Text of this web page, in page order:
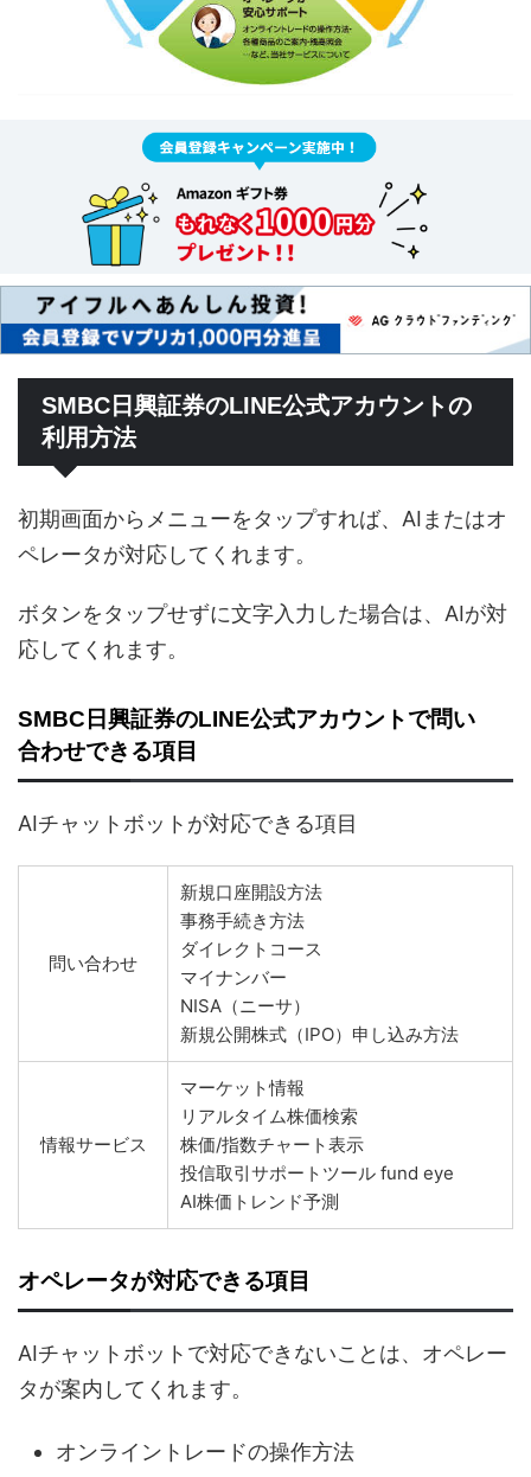
SMBC日興証券のLINE公式アカウントの
利用方法
初期画面からメニューをタップすれば、AIまたはオ
ペレータが対応してくれます。
ボタンをタップせずに文字入力した場合は、AIが対
応してくれます。
SMBC日興証券のLINE公式アカウントで問い
合わせできる項目
AIチャットボットが対応できる項目
問い合わせ
新規口座開設方法
事務手続き方法
ダイレクトコース
マイナンバー
NISA（ニーサ）
新規公開株式（IPO）申し込み方法
情報サービス
マーケット情報
リアルタイム株価検索
株価/指数チャート表示
投信取引サポートツール fund eye
AI株価トレンド予測
オペレータが対応できる項目
AIチャットボットで対応できないことは、オペレー
タが案内してくれます。
オンライントレードの操作方法